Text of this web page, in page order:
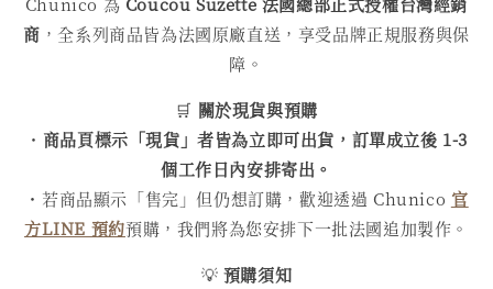
商 ，全系列商品皆為法國原廠直送，享受品牌正規服務與保
障。
🛒 關於現貨與預購
・ 商品頁標示「現貨」者皆為立即可出貨，訂單成立後 1-3
個工作日內安排寄出。
・若商品顯示「售完」但仍想訂購，歡迎透過 Chunico 官
方LINE 預約預購，我們將為您安排下一批法國追加製作。
💡 預購須知